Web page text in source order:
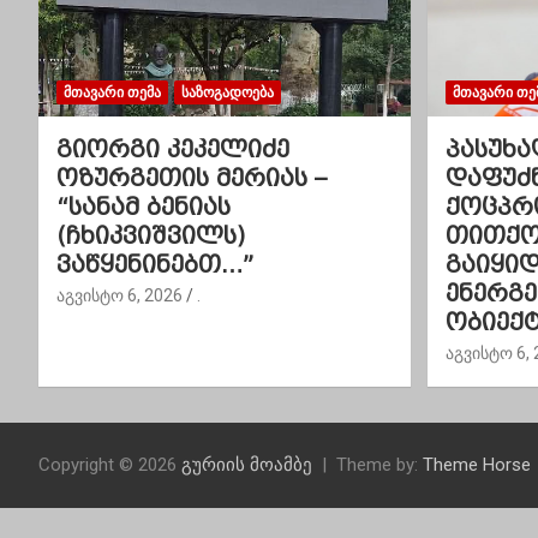
ა
ვ
ი
გ
ა
ც
ᲛᲗᲐᲕᲐᲠᲘ ᲗᲔᲛᲐ ᲡᲐᲖᲝᲒᲐᲓᲝᲔᲑᲐ
გიორგი კეკელიძე
ოზურგეთის მერიას –
“სანამ ბენიას
(ჩხიკვიშვილს)
ვაწყენინებთ…”
აგვისტო 6, 2026
ᲛᲗᲐᲕᲐᲠᲘ
აგვისტო 6,
Copyright © 2026 გურიის მოამბე Theme by: Theme Horse